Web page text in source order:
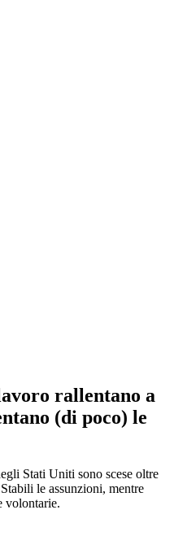
rallentano a
(di poco) le
Stati Uniti sono scese oltre
le assunzioni, mentre
volontarie.